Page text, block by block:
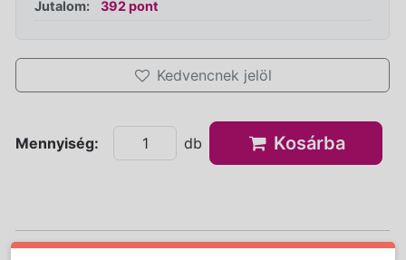
Jutalom: 392 pont
Kedvencnek jelöl
Mennyiség: db Kosárba